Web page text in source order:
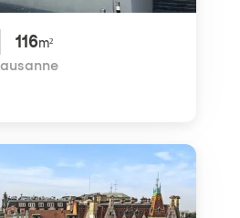
116m²